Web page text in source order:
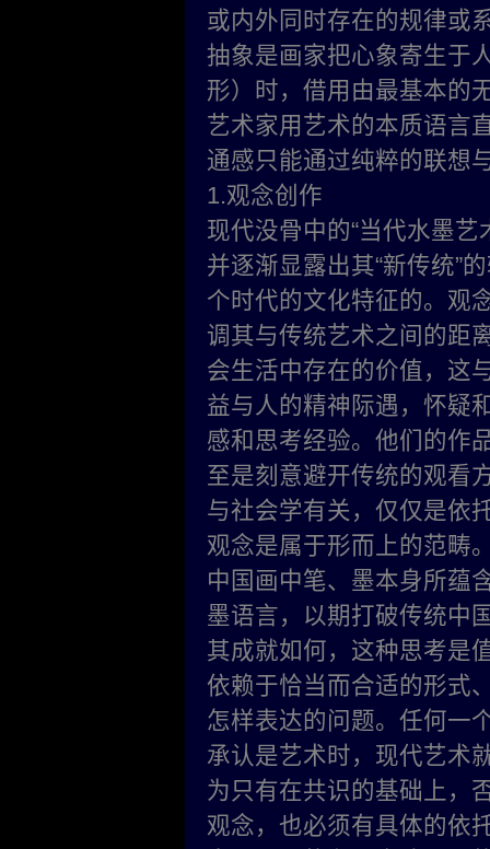
或内外同时存在的规律或
抽象是画家把心象寄生于
形）时，借用由最基本的
艺术家用艺术的本质语言
通感只能通过纯粹的联想
1.观念创作
现代没骨中的“当代水墨
并逐渐显露出其“新传统”
个时代的文化特征的。观
调其与传统艺术之间的距
会生活中存在的价值，这
益与人的精神际遇，怀疑
感和思考经验。他们的作
至是刻意避开传统的观看
与社会学有关，仅仅是依
观念是属于形而上的范畴
中国画中笔、墨本身所蕴
墨语言，以期打破传统中
其成就如何，这种思考是
依赖于恰当而合适的形式
怎样表达的问题。任何一
承认是艺术时，现代艺术
为只有在共识的基础上，
观念，也必须有具体的依